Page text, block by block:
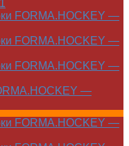
FORMA.HOCKEY —
FORMA.HOCKEY —
FORMA.HOCKEY —
—
FORMA.HOCKEY —